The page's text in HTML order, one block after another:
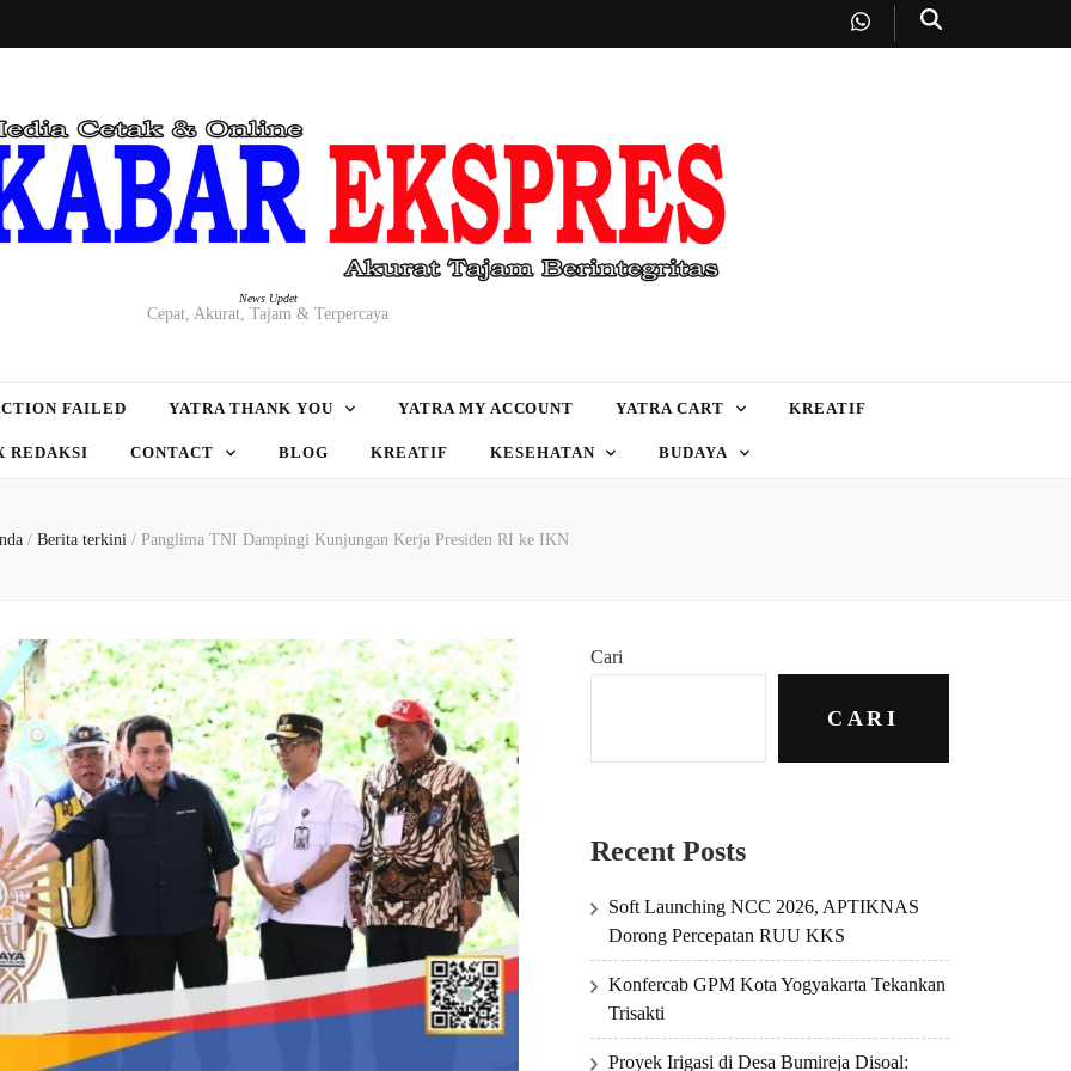
News Updet
Cepat, Akurat, Tajam & Terpercaya
FAILED YATRA THANK YOU YATRA MY ACCOUNT YATRA CART KREATIF
REDAKSI CONTACT BLOG KREATIF KESEHATAN BUDAYA
/ Berita terkini / Panglima TNI Dampingi Kunjungan Kerja Presiden RI ke IKN
Cari
CARI
Recent Posts
Soft Launching NCC 2026, APTIKNAS
Dorong Percepatan RUU KKS
Konfercab GPM Kota Yogyakarta Tekankan
Trisakti
Proyek Irigasi di Desa Bumireja Disoal: